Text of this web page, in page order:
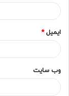
ایمیل*
وب‌ سایت